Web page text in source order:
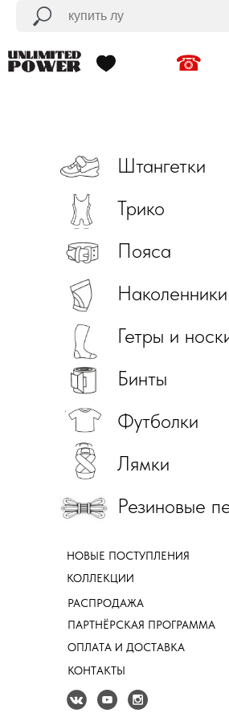
☎
Трико
Футболки
Лямки
Пояса
Наколенники
Гетры и
Бинты
Резиновые
НОВЫЕ ПОСТУПЛЕНИЯ
КОЛЛЕКЦИИ
ПАРТНЁРСКАЯ ПРОГРАММА
КОНТАКТЫ
ОПЛАТА И ДОСТАВКА
РАСПРОДАЖА
Штангетки